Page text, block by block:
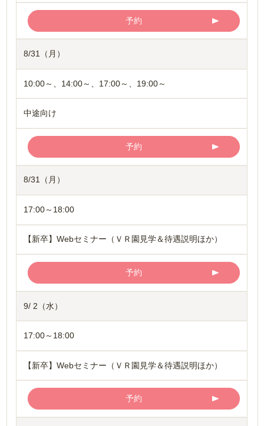
予約
8/31（月）
10:00～、14:00～、17:00～、19:00～
中途向け
予約
8/31（月）
17:00～18:00
【新卒】Webセミナー（ＶＲ園見学＆待遇説明ほか）
予約
9/ 2（水）
17:00～18:00
【新卒】Webセミナー（ＶＲ園見学＆待遇説明ほか）
予約